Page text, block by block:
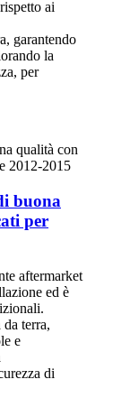
ai
garantendo
la
per
buona
per
aftermarket
ed è
terra,
e
di